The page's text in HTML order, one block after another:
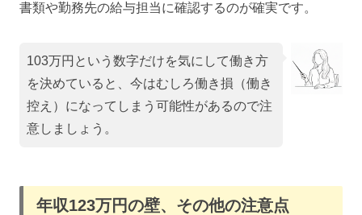
書類や勤務先の給与担当に確認するのが確実です。
103万円という数字だけを気にして働き方
を決めていると、今はむしろ働き損（働き
控え）になってしまう可能性があるので注
意しましょう。
年収123万円の壁、その他の注意点